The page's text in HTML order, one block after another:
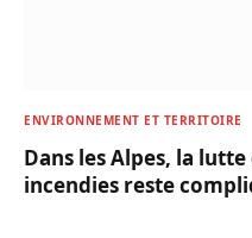
ENVIRONNEMENT ET TERRITOIRE
Dans les Alpes, la
incendies reste